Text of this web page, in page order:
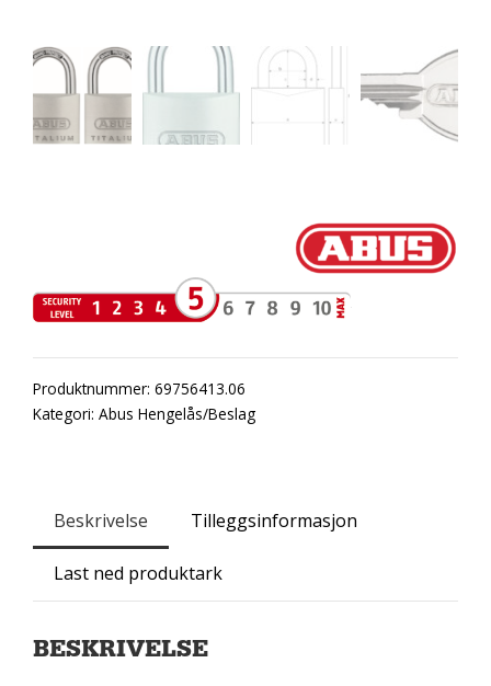
Produktnummer: 69756413.06
Kategori: Abus Hengelås/Beslag
Beskrivelse Tilleggsinformasjon
Last ned produktark
BESKRIVELSE